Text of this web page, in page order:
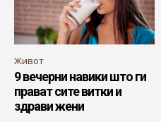
Живот
9 вечерни навики што ги
прават сите витки и
здрави жени